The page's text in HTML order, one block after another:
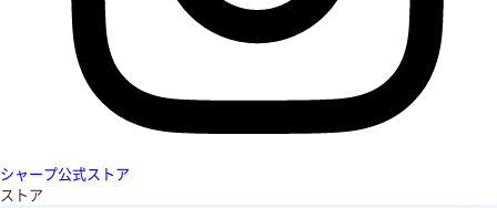
シャープ公式ストア
ストア